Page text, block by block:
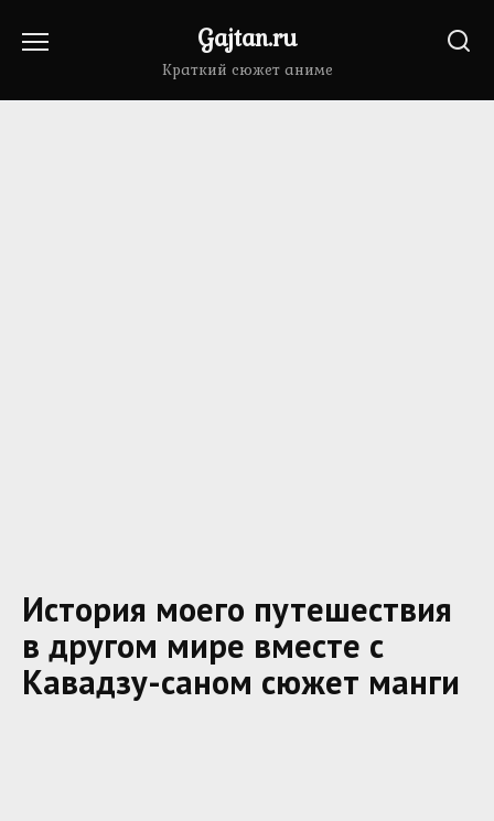
Gajtan.ru
Краткий сюжет аниме
История моего путешествия
в другом мире вместе с
Кавадзу-саном сюжет манги